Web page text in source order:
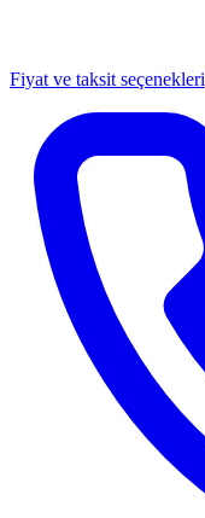
Fiyat ve taksit seçenekleri